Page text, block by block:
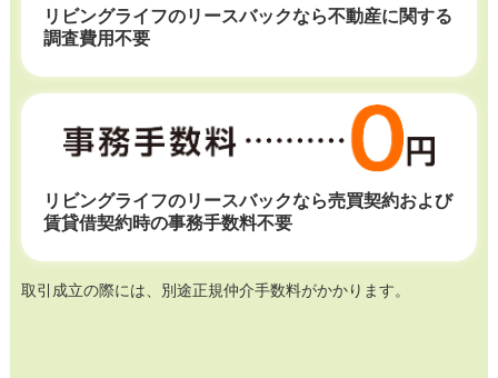
リビングライフのリースバックなら不動産に関する
調査費用不要
リビングライフのリースバックなら売買契約および
賃貸借契約時の事務手数料不要
取引成立の際には、別途正規仲介手数料がかかります。